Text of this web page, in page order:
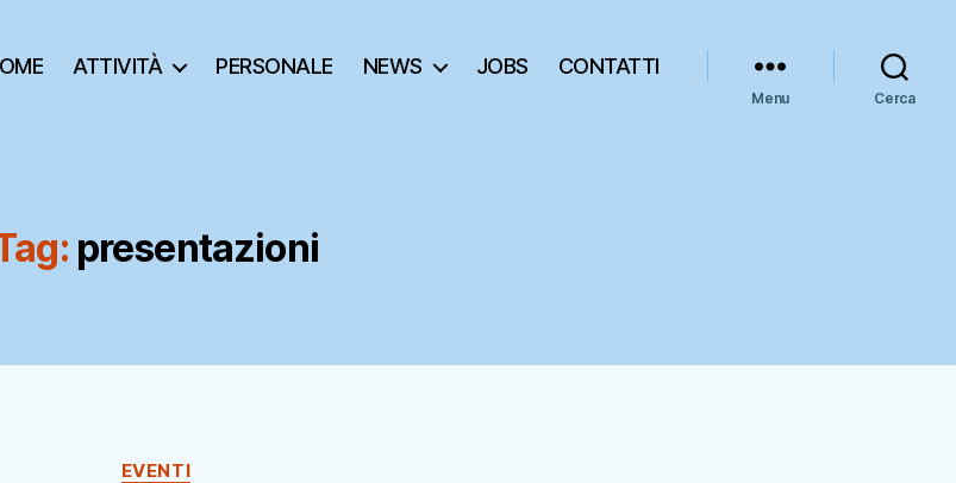
ATTIVITÀ PERSONALE NEWS JOBS CONTATTI
Menu Cerca
presentazioni
Categorie
EVENTI